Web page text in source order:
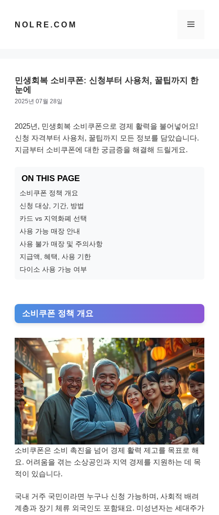
NOLRE.COM 메
민생회복 소비쿠폰: 신청부터 사용처, 꿀팁까지 한
눈에
2025년 07월 28일
2025년, 민생회복 소비쿠폰으로 경제 활력을 불어넣어요!
신청 자격부터 사용처, 꿀팁까지 모든 정보를 담았습니다.
지금부터 소비쿠폰에 대한 궁금증을 해결해 드릴게요.
ON THIS PAGE
소비쿠폰 정책 개요
신청 대상, 기간, 방법
카드 vs 지역화폐 선택
사용 가능 매장 안내
사용 불가 매장 및 주의사항
지급액, 혜택, 사용 기한
다이소 사용 가능 여부
소비쿠폰 정책 개요
소비쿠폰은 소비 촉진을 넘어 경제 활력 제고를 목표로 해
요. 어려움을 겪는 소상공인과 지역 경제를 지원하는 데 목
적이 있습니다.
국내 거주 국민이라면 누구나 신청 가능하며, 사회적 배려
계층과 장기 체류 외국인도 포함돼요. 미성년자는 세대주가